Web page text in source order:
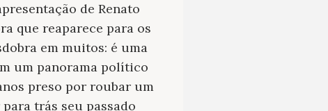
de Renato
que reaparece para os
em muitos: é uma
um panorama político
preso por roubar um
trás seu passado